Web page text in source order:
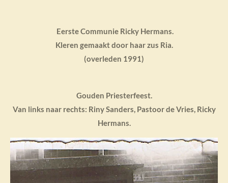
Eerste Communie Ricky Hermans.
Kleren gemaakt door haar zus Ria.
(overleden 1991)
Gouden Priesterfeest.
Van links naar rechts: Riny Sanders, Pastoor de Vries, Ricky
Hermans.